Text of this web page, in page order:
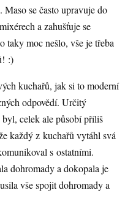
se často upravuje do
a zahušťuje se
taky moc nešlo, vše je třeba
:)
kuchařů, jak si to moderní
odpovědí. Určitý
celek ale působí příliš
každý z kuchařů vytáhl svá
s ostatními.
dohromady a dokopala je
vše spojit dohromady a